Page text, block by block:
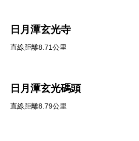
日月潭玄光寺
直線距離8.71公里
日月潭玄光碼頭
直線距離8.79公里